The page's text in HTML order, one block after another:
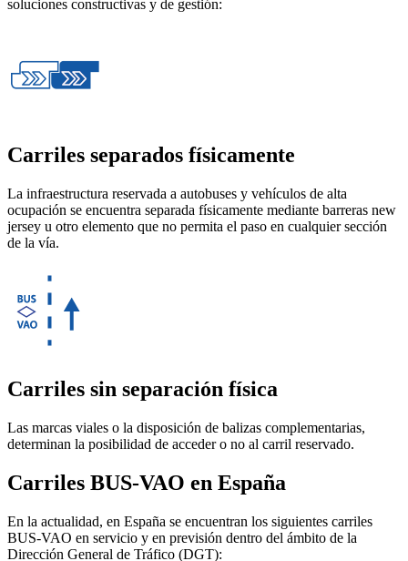
soluciones constructivas y de gestión:
Carriles separados físicamente
La infraestructura reservada a autobuses y vehículos de alta
ocupación se encuentra separada físicamente mediante barreras new
jersey u otro elemento que no permita el paso en cualquier sección
de la vía.
Carriles sin separación física
Las marcas viales o la disposición de balizas complementarias,
determinan la posibilidad de acceder o no al carril reservado.
Carriles BUS-VAO en España
En la actualidad, en España se encuentran los siguientes carriles
BUS-VAO en servicio y en previsión dentro del ámbito de la
Dirección General de Tráfico (DGT):